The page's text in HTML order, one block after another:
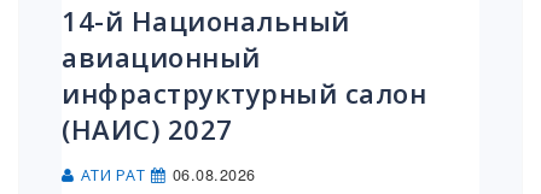
14-й Национальный
авиационный
инфраструктурный салон
(НАИС) 2027
АТИ РАТ 06.08.2026